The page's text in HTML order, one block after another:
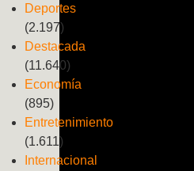
Deportes
(2.197)
Destacada
(11.640)
Economía
(895)
Entretenimiento
(1.611)
Internacional